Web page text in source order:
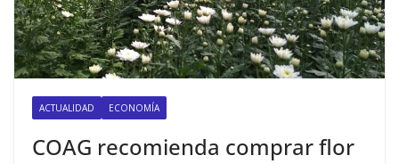
ACTUALIDAD ECONOMÍA
COAG recomienda comprar flor